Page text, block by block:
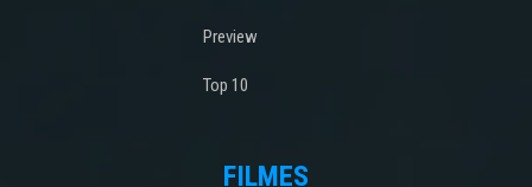
Preview
Top 10
FILMES